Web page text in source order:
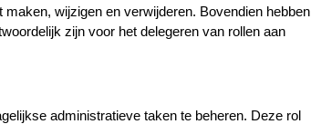
wijzigen en verwijderen. Bovendien hebben
zijn voor het delegeren van rollen aan
administratieve taken te beheren. Deze rol